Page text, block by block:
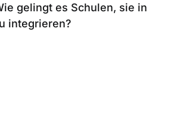
gelingt es Schulen, sie in
integrieren?